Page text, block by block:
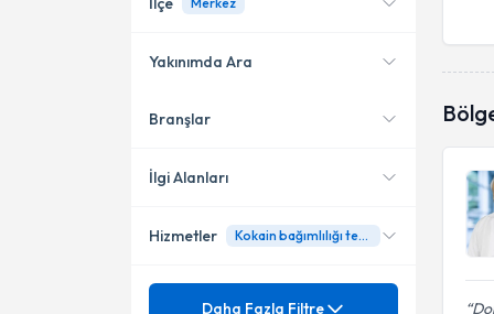
Merkez
Yakınımda Ara
Konumuma yakın uzmanları
Branşlar
Psikiyatri
İlgi Alanları
Adleryan terapi
Hizmetler Kokain bağımlılığı tedavisi
Mezuniyet
Daha Fazla Filtre